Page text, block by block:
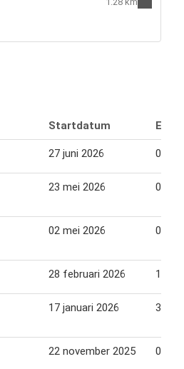
Startdatum
27 juni 2026 03
23 mei 2026 05
02 mei 2026 08
28 februari 2026 13
17 januari 2026 30
22 november 2025 05